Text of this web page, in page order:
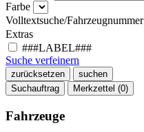
Farbe
Volltextsuche/Fahrzeugnummer
Extras
###LABEL###
Suche verfeinern
zurücksetzen
suchen
Suchauftrag
Merkzettel (0)
Fahrzeuge